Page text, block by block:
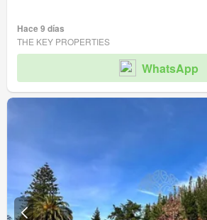
Hace 9 días
THE KEY PROPERTIES
WhatsApp